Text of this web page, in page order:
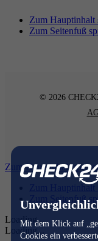
Mit dem Klick auf
Cookies ein
Zum Hauptinhalt
Zum Seitenfuß
© 2026
Zum Hauptinhalt
Zum Hauptinhalt
Zum Seitenfuß
Loading...
Loading...